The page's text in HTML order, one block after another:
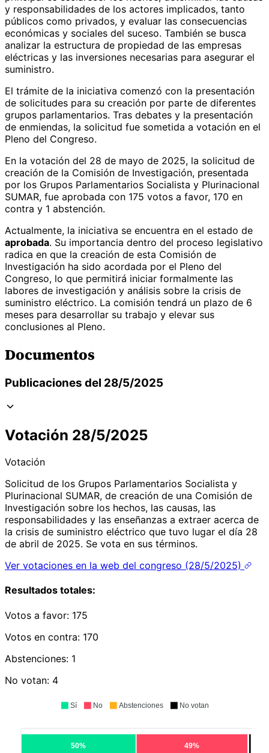
y responsabilidades de los actores implicados, tanto
públicos como privados, y evaluar las consecuencias
económicas y sociales del suceso. También se busca
analizar la estructura de propiedad de las empresas
eléctricas y las inversiones necesarias para asegurar el
suministro.
El trámite de la iniciativa comenzó con la presentación
de solicitudes para su creación por parte de diferentes
grupos parlamentarios. Tras debates y la presentación
de enmiendas, la solicitud fue sometida a votación en el
Pleno del Congreso.
En la votación del 28 de mayo de 2025, la solicitud de
creación de la Comisión de Investigación, presentada
por los Grupos Parlamentarios Socialista y Plurinacional
SUMAR, fue aprobada con 175 votos a favor, 170 en
contra y 1 abstención.
Actualmente, la iniciativa se encuentra en el estado de
aprobada. Su importancia dentro del proceso legislativo
radica en que la creación de esta Comisión de
Investigación ha sido acordada por el Pleno del
Congreso, lo que permitirá iniciar formalmente las
labores de investigación y análisis sobre la crisis de
suministro eléctrico. La comisión tendrá un plazo de 6
meses para desarrollar su trabajo y elevar sus
conclusiones al Pleno.
Documentos
Publicaciones del 28/5/2025
Votación 28/5/2025
Votación
Solicitud de los Grupos Parlamentarios Socialista y
Plurinacional SUMAR, de creación de una Comisión de
Investigación sobre los hechos, las causas, las
responsabilidades y las enseñanzas a extraer acerca de
la crisis de suministro eléctrico que tuvo lugar el día 28
de abril de 2025. Se vota en sus términos.
Ver votaciones en la web del congreso (28/5/2025)
Resultados totales:
Votos a favor: 175
Votos en contra: 170
Abstenciones: 1
No votan: 4
50% 49%
Sí No Abstenciones No votan